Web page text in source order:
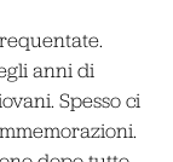
anni di
Spesso ci